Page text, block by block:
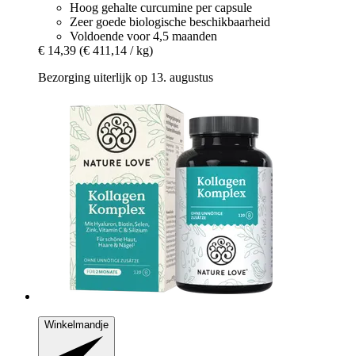
Hoog gehalte curcumine per capsule
Zeer goede biologische beschikbaarheid
Voldoende voor 4,5 maanden
€ 14,39 (€ 411,14 / kg)
Bezorging uiterlijk op 13. augustus
Winkelmandje